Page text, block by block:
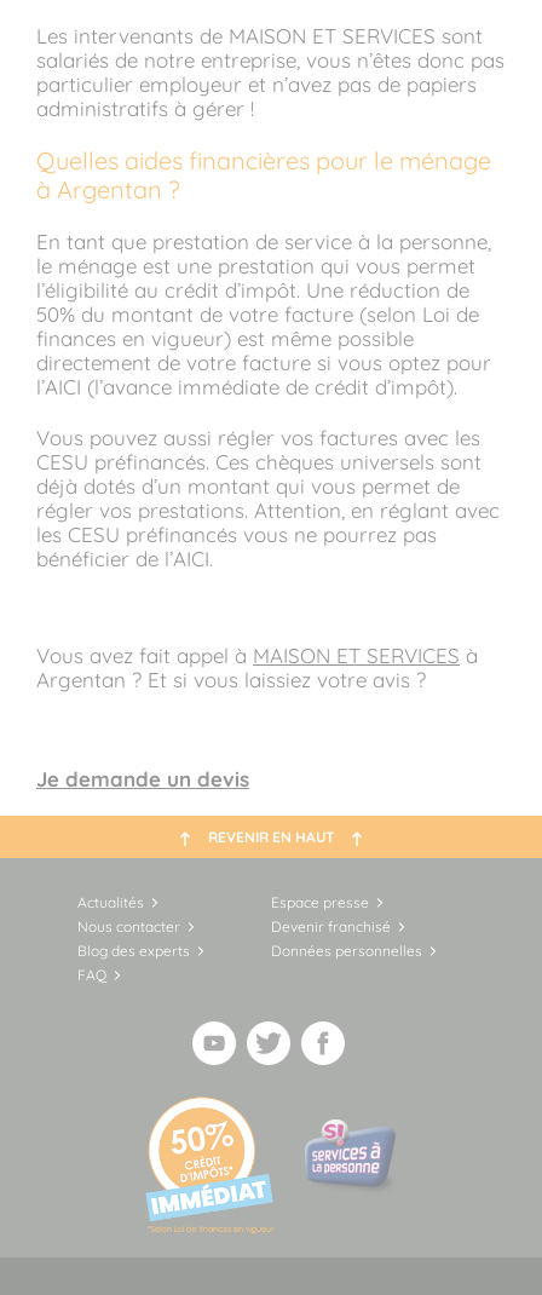
Les intervenants de MAISON ET SERVICES sont
salariés de notre entreprise, vous n’êtes donc pas
particulier employeur et n’avez pas de papiers
administratifs à gérer !
Quelles aides financières pour le ménage
à Argentan ?
En tant que prestation de service à la personne,
le ménage est une prestation qui vous permet
l’éligibilité au crédit d’impôt. Une réduction de
50% du montant de votre facture (selon Loi de
finances en vigueur) est même possible
directement de votre facture si vous optez pour
l’AICI (l’avance immédiate de crédit d’impôt).
Vous pouvez aussi régler vos factures avec les
CESU préfinancés. Ces chèques universels sont
déjà dotés d’un montant qui vous permet de
régler vos prestations. Attention, en réglant avec
les CESU préfinancés vous ne pourrez pas
bénéficier de l’AICI.
Vous avez fait appel à MAISON ET SERVICES à
Argentan ? Et si vous laissiez votre avis ?
Je demande un devis
REVENIR EN HAUT
Actualités
Espace presse
Nous contacter
Devenir franchisé
Blog des experts
Données personnelles
FAQ